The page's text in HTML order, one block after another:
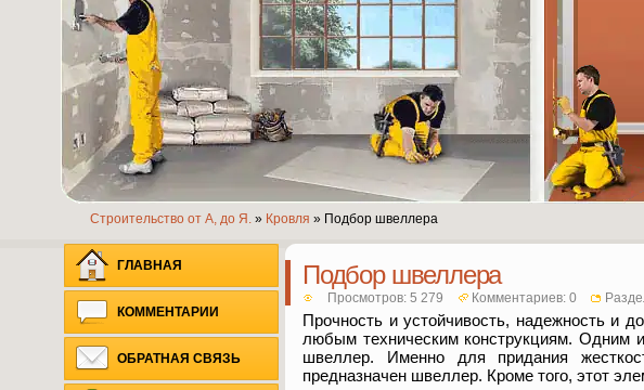
Строительство от А, до Я. » Кровля » Подбор швеллера
Подбор швеллера
Просмотров: 5 279 Комментариев: 0
Прочность и устойчивость, надежность и
любым техническим конструкциям. Одним
швеллер. Именно для придания
предназначен швеллер. Кроме того, этот
ГЛАВНАЯ
КОММЕНТАРИИ
ОБРАТНАЯ СВЯЗЬ